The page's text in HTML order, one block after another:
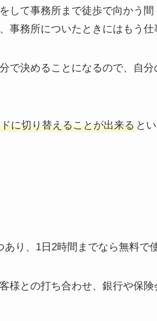
して事務所まで徒歩で向かう
事務所についたときにはもう仕
で決めることになるので、自
に切り替えることが出来る と
り、1日2時間までなら無料で
様との打ち合わせ、銀行や保